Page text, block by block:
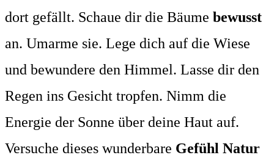
dort gefällt. Schaue dir die Bäume bewusst
an. Umarme sie. Lege dich auf die Wiese
und bewundere den Himmel. Lasse dir den
Regen ins Gesicht tropfen. Nimm die
Energie der Sonne über deine Haut auf.
Versuche dieses wunderbare Gefühl Natur